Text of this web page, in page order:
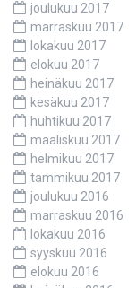
joulukuu 2017
marraskuu 2017
lokakuu 2017
elokuu 2017
heinäkuu 2017
kesäkuu 2017
huhtikuu 2017
maaliskuu 2017
helmikuu 2017
tammikuu 2017
joulukuu 2016
marraskuu 2016
lokakuu 2016
syyskuu 2016
elokuu 2016